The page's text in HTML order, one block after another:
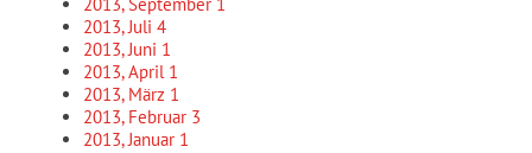
2013, Juli 4
2013, Juni 1
2013, April 1
2013, März 1
2013, Februar 3
2013, Januar 1